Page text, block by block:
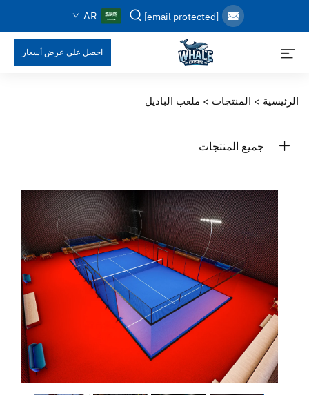
[email protected]
AR
احصل على عرض أسعار
الرئيسية > المنتجات > ملعب الباديل
جميع المنتجات